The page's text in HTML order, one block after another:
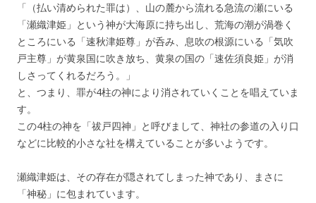
「（払い清められた罪は）、山の麓から流れる急流の瀬にいる
「瀬織津姫」という神が大海原に持ち出し、荒海の潮が渦巻く
ところにいる「速秋津姫尊」が呑み、息吹の根源にいる「気吹
戸主尊」が黄泉国に吹き放ち、黄泉の国の「速佐須良姫」が消
しさってくれるだろう。」
と、つまり、罪が4柱の神により消されていくことを唱えていま
す。
この4柱の神を「祓戸四神」と呼びまして、神社の参道の入り口
などに比較的小さな社を構えていることが多いようです。
瀬織津姫は、その存在が隠されてしまった神であり、まさに
「神秘」に包まれています。